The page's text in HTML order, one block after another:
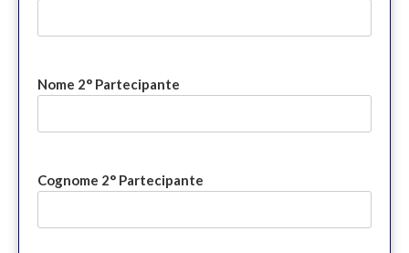
Nome 2° Partecipante
Cognome 2° Partecipante